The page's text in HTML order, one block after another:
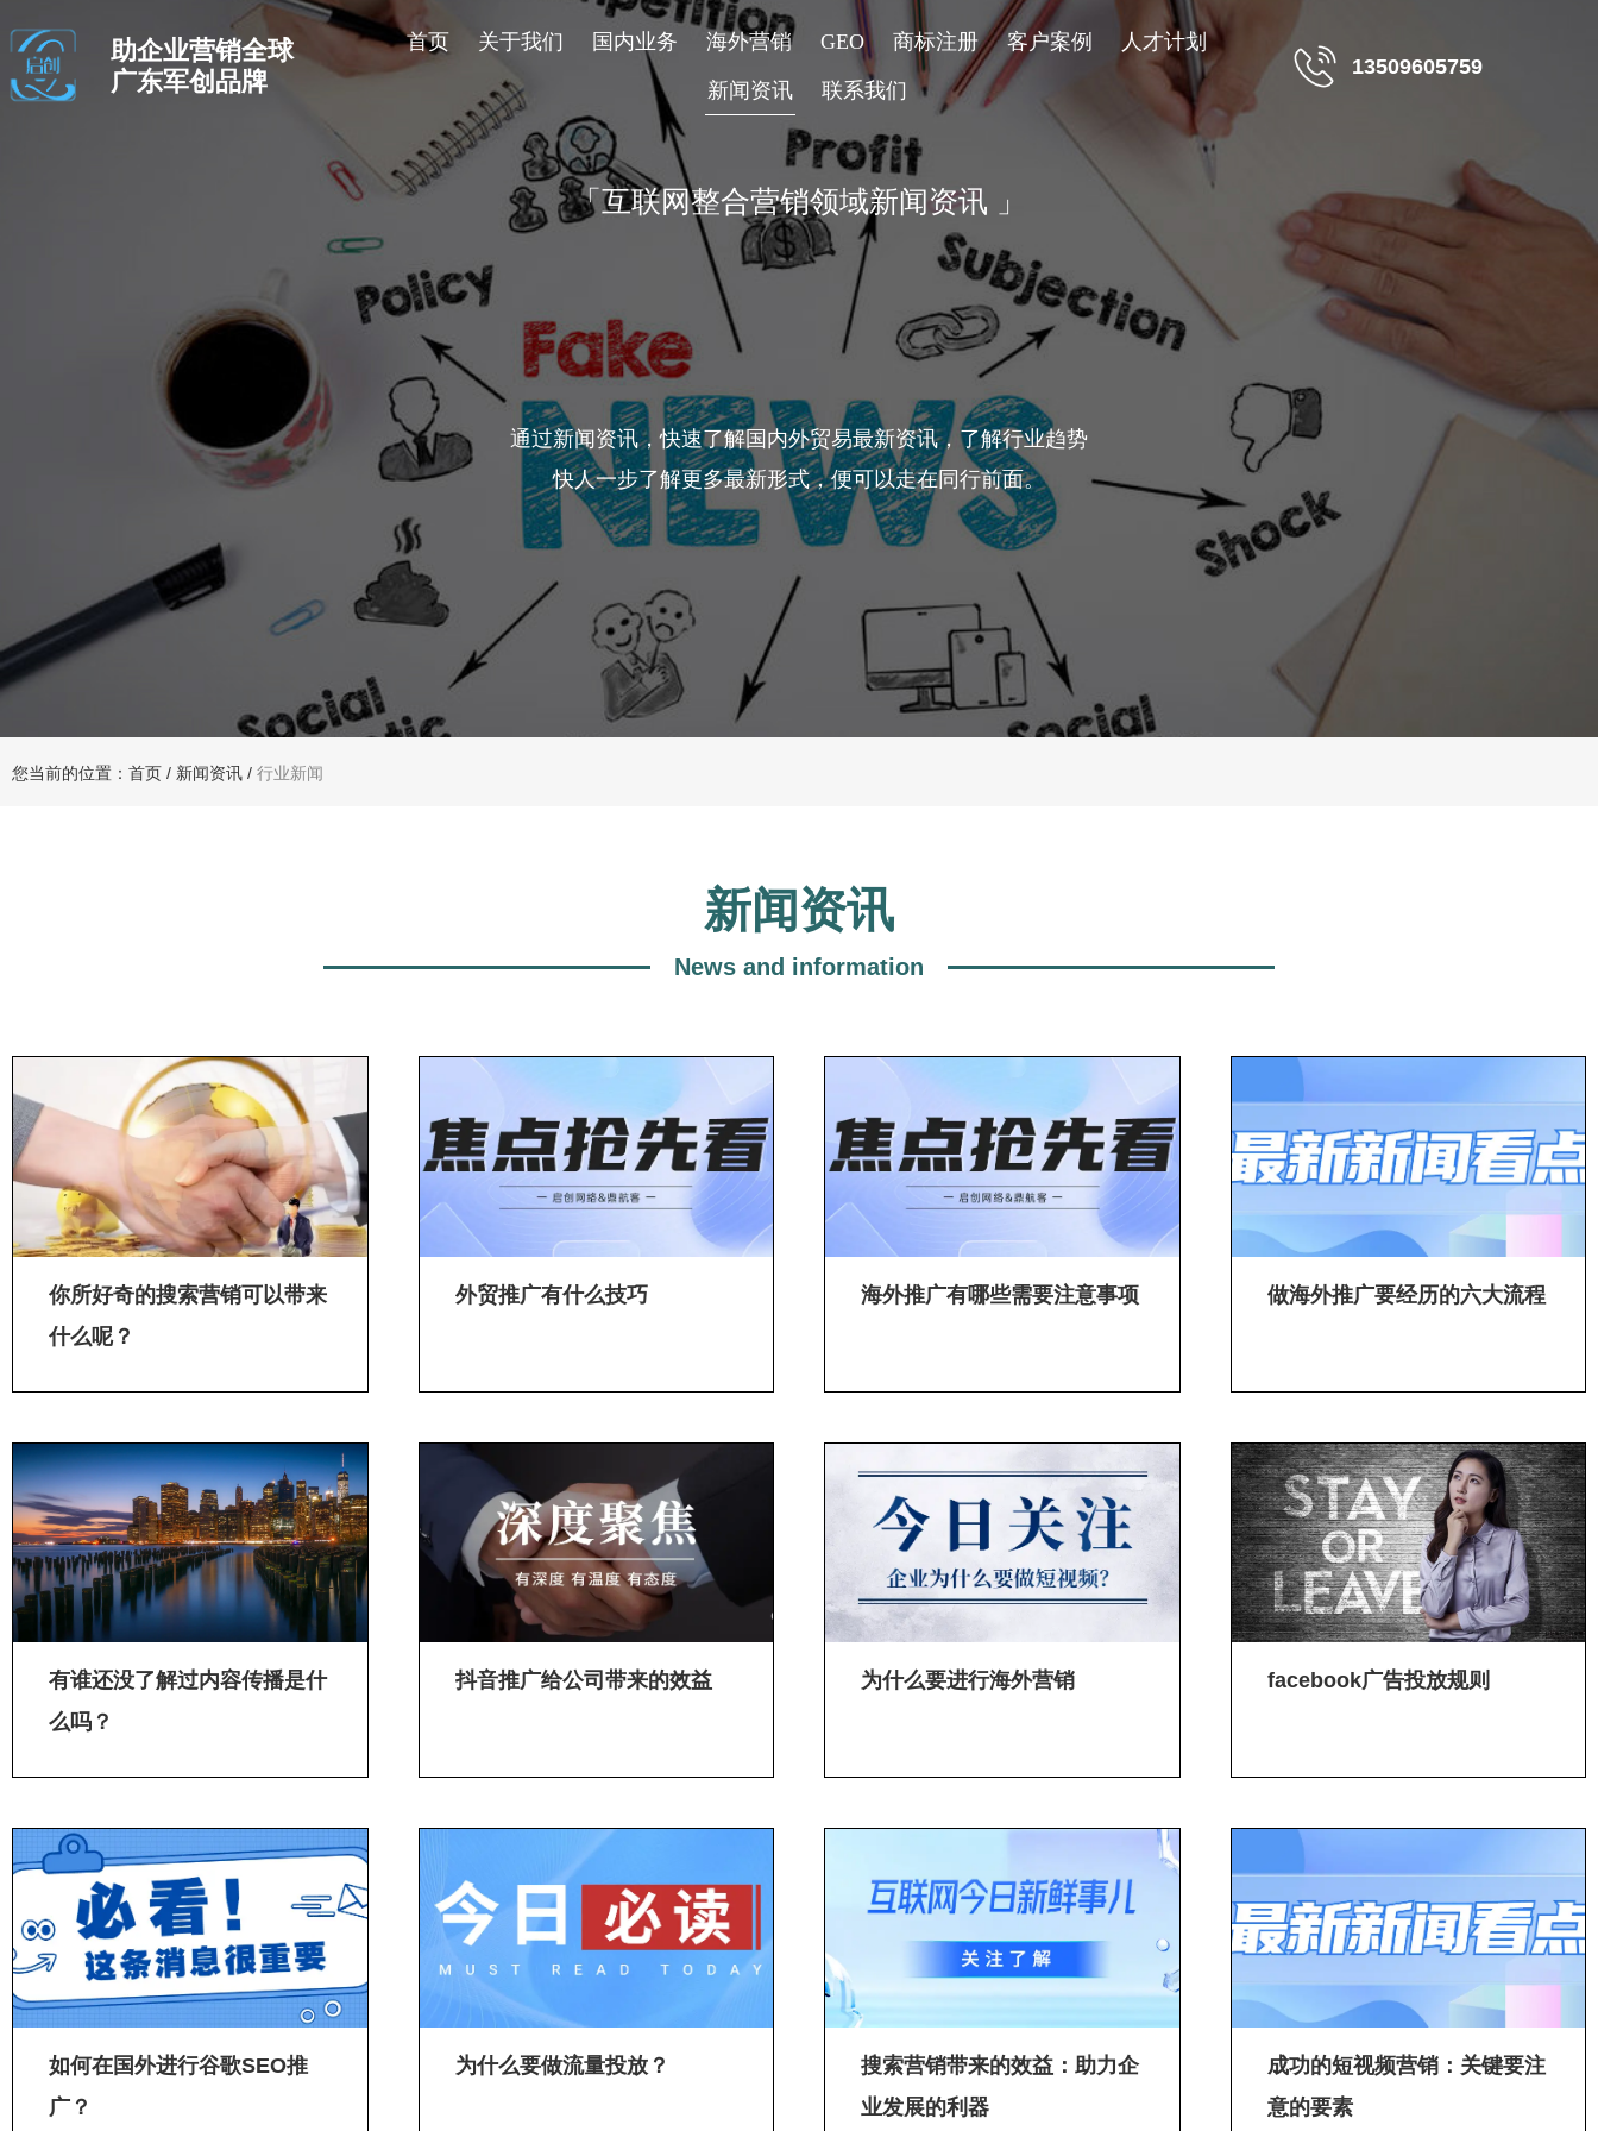
助企业营销全球
广东军创品牌
首页 关于我们 国内业务 海外营销 GEO 商标注册 客户案例 人才计划
新闻资讯 联系我们
13509605759
「互联网整合营销领域新闻资讯 」
通过新闻资讯，快速了解国内外贸易最新资讯，了解行业趋势
快人一步了解更多最新形式，便可以走在同行前面。
您当前的位置：首页 / 新闻资讯 / 行业新闻
新闻资讯
News and information
你所好奇的搜索营销可以带来
什么呢？
外贸推广有什么技巧 海外推广有哪些需要注意事项 做海外推广要经历的六大流程
有谁还没了解过内容传播是什
么吗？
抖音推广给公司带来的效益 为什么要进行海外营销 facebook广告投放规则
如何在国外进行谷歌SEO推
广？
为什么要做流量投放？
搜索营销带来的效益：助力企
业发展的利器
成功的短视频营销：关键要注
意的要素